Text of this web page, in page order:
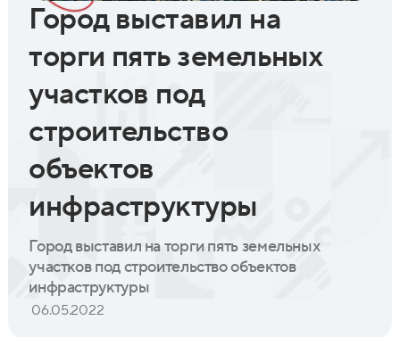
Город выставил на
торги пять земельных
участков под
строительство
объектов
инфраструктуры
Город выставил на торги пять земельных
участков под строительство объектов
инфраструктуры
06.05.2022